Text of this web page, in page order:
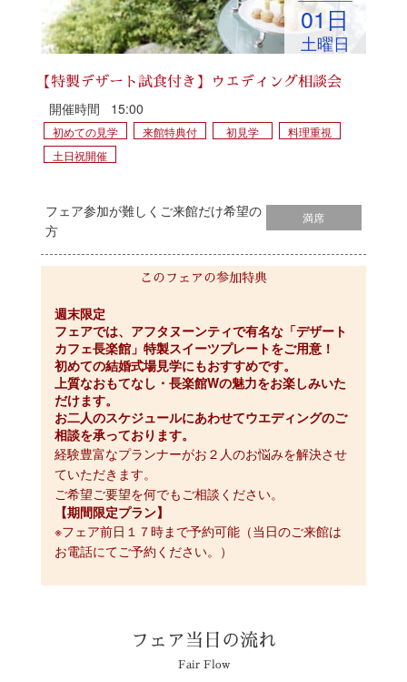
01 日
土曜日
【特製デザート試食付き】ウエディング相談会
開催時間 15:00
初めての見学 来館特典付 初見学
料理重視
土日祝開催
フェア参加が難しくご来館だけ希望の
方
満席
このフェアの参加特典
週末限定
フェアでは、アフタヌーンティで有名な「デザート
カフェ長楽館」特製スイーツプレートをご用意！
初めての結婚式場見学にもおすすめです。
上質なおもてなし・長楽館Wの魅力をお楽しみいた
だけます。
お二人のスケジュールにあわせてウエディングのご
相談を承っております。
経験豊富なプランナーがお２人のお悩みを解決させ
ていただきます。
ご希望ご要望を何でもご相談ください。
【期間限定プラン】
※フェア前日１７時まで予約可能（当日のご来館は
お電話にてご予約ください。）
フェア当日の流れ
Fair Flow